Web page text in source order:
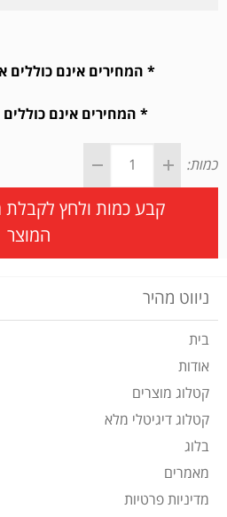
* המחירים אינם כוללים
* המחירים אינם
כמות:
קבע כמות ולחץ לקבלת
המוצר
ניווט מהיר
בית
אודות
קטלוג מוצרים
קטלוג דיגיטלי מלא
בלוג
מאמרים
מדיניות פרטיות